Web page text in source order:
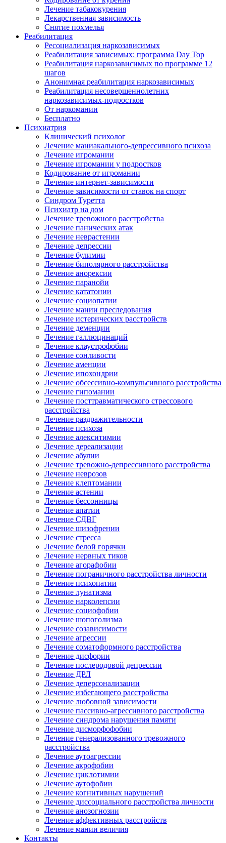
Лечение табакокурения
Лекарственная зависимость
Снятие похмелья
Реабилитация
Ресоциализация наркозависимых
Реабилитация зависимых: программа Day Top
Реабилитация наркозависимых по программе 12
шагов
Анонимная реабилитация наркозависимых
Реабилитация несовершеннолетних
наркозависимых-подростков
От наркомании
Бесплатно
Психиатрия
Клинический психолог
Лечение маниакального-депрессивного психоза
Лечение игромании
Лечение игромании у подростков
Кодирование от игромании
Лечение интернет-зависимости
Лечение зависимости от ставок на спорт
Синдром Туретта
Психиатр на дом
Лечение тревожного расстройства
Лечение панических атак
Лечение неврастении
Лечение депрессии
Лечение булимии
Лечение биполярного расстройства
Лечение анорексии
Лечение паранойи
Лечение кататонии
Лечение социопатии
Лечение мании преследования
Лечение истерических расстройств
Лечение деменции
Лечение галлюцинаций
Лечение клаустрофобии
Лечение сонливости
Лечение аменции
Лечение ипохондрии
Лечение обсессивно-компульсивного расстройства
Лечение гипомании
Лечение посттравматического стрессового
расстройства
Лечение раздражительности
Лечение психоза
Лечение алекситимии
Лечение дереализации
Лечение абулии
Лечение тревожно-депрессивного расстройства
Лечение неврозов
Лечение клептомании
Лечение астении
Лечение бессонницы
Лечение апатии
Лечение СДВГ
Лечение шизофрении
Лечение стресса
Лечение белой горячки
Лечение нервных тиков
Лечение агорафобии
Лечение пограничного расстройства личности
Лечение психопатии
Лечение лунатизма
Лечение нарколепсии
Лечение социофобии
Лечение шопоголизма
Лечение созависимости
Лечение агрессии
Лечение соматоформного расстройства
Лечение дисфории
Лечение послеродовой депрессии
Лечение ДРЛ
Лечение деперсонализации
Лечение избегающего расстройства
Лечение любовной зависимости
Лечение пассивно-агрессивного расстройства
Лечение синдрома нарушения памяти
Лечение дисморфофобии
Лечение генерализованного тревожного
расстройства
Лечение аутоагрессии
Лечение акрофобии
Лечение циклотимии
Лечение аутофобии
Лечение когнитивных нарушений
Лечение диссоциального расстройства личности
Лечение анозогнозии
Лечение аффективных расстройств
Лечение мании величия
Контакты